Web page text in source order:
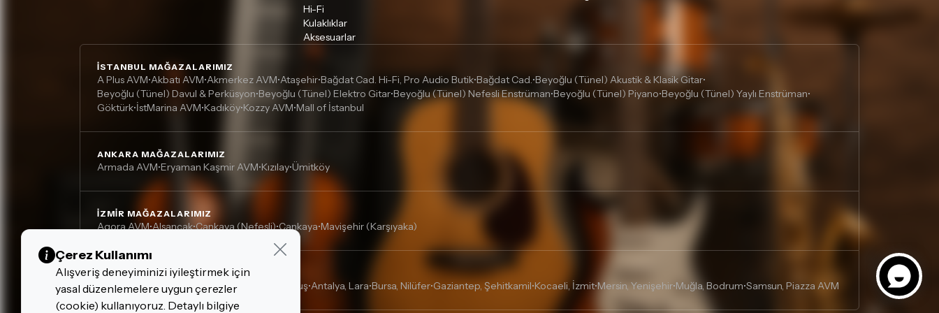
Hi-Fi
Kulaklıklar
Aksesuarlar
İSTANBUL MAĞAZALARIMIZ
A Plus AVM•Akbatı AVM•Akmerkez AVM•Ataşehir•Bağdat Cad. Hi-Fi, Pro Audio Butik•Bağdat Cad.•Beyoğlu (Tünel) Akustik & Klasik Gitar•
Beyoğlu (Tünel) Davul & Perküsyon•Beyoğlu (Tünel) Elektro Gitar•Beyoğlu (Tünel) Nefesli Enstrüman•Beyoğlu (Tünel) Piyano•Beyoğlu (Tünel) Yaylı Enstrüman•
Göktürk•İstMarina AVM•Kadıköy•Kozzy AVM•Mall of İstanbul
ANKARA MAĞAZALARIMIZ
Armada AVM•Eryaman Kaşmir AVM•Kızılay•Ümitköy
İZMIR MAĞAZALARIMIZ
Agora AVM•Alsancak•Çankaya (Nefesli)•Çankaya•Mavişehir (Karşıyaka)
DIĞER MAĞAZALARIMIZ
Adana, Çukurova - Turgut Özal• Adana, Kurtuluş•Antalya, Lara•Bursa, Nilüfer•Gaziantep, Şehitkamil•Kocaeli, İzmit•Mersin, Yenişehir•Muğla, Bodrum•Samsun, Piazza AVM
Çerez Kullanımı
Alışveriş deneyiminizi iyileştirmek için
yasal düzenlemelere uygun çerezler
(cookie) kullanıyoruz. Detaylı bilgiye